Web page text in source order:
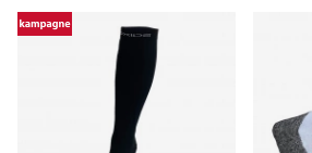
Produkter